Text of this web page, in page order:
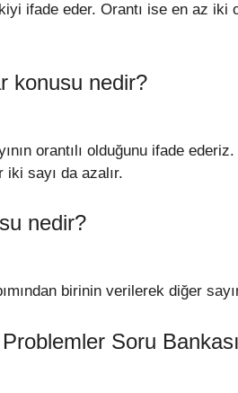
ifade eder. Orantı ise en az iki
konusu nedir?
orantılı olduğunu ifade
iki sayı da azalır.
nedir?
birinin verilerek diğer
Soru